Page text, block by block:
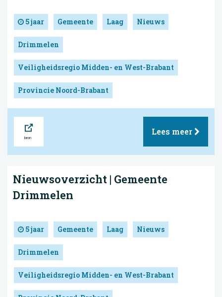
5 jaar Gemeente Laag Nieuws
Drimmelen
Veiligheidsregio Midden- en West-Brabant
Provincie Noord-Brabant
Lees meer
Nieuwsoverzicht | Gemeente
Drimmelen
5 jaar Gemeente Laag Nieuws
Drimmelen
Veiligheidsregio Midden- en West-Brabant